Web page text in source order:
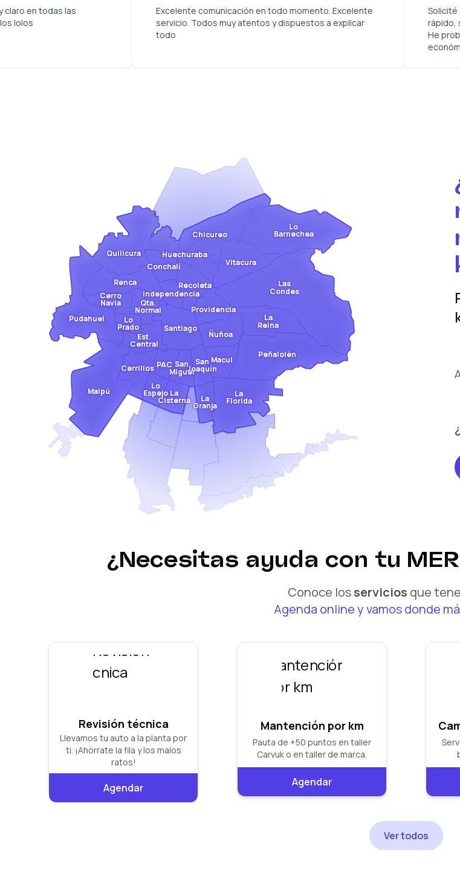
amigable y claro en todas las
10 como dicen los lolos
Excelente comunicación en todo momento. Excelente
servicio. Todos muy atentos y dispuestos a explicar
Chicureo
Maipú
Cerrillos
Est.
Central
Pudahuel Lo
Prado
Cerro
Navia
Santiago
Renca
Qta.
Normal
Recoleta
Independencia
Quilicura
Conchalí
La
Cisterna
Lo
Espejo
PAC San
Miguel
La
Granja
San
Joaquín
Providencia
Ñuñoa
La
Reina
Macul
La
Florida
Peñalolén
Las
Condes
Vitacura
Lo
Barnechea
Huechuraba
¿Necesitas ayuda con tu
Conoce losservicios que
Agenda online y vamos donde
Revisión técnica
Llevamos tu auto a la planta por
ti. ¡Ahórrate la fila y los malos
ratos!
Agendar
Mantención por km
Pauta de +50 puntos en taller
Carvuk o en taller de marca.
Agendar
Ver todos